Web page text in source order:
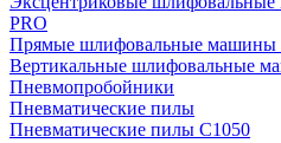
PRO
Прямые шлифовальные машины
Вертикальные шлифовальные
Пневмопробойники
Пневматические пилы
Пневматические пилы C1050